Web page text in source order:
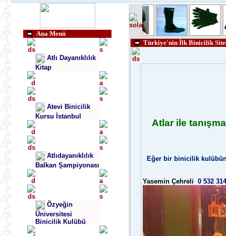
Ana Menü
Atlı Dayanıklılık
Kitap
Atevi Binicilik
Kursu İstanbul
Atlıdayanıklılık
Balkan Şampiyonası
Özyeğin
Üniversitesi
Binicilik Kulübü
Türkiye'nin İlk Binicilik
Atlar ile
Eğer bir binicilik
Yasemin Çehreli 0 532